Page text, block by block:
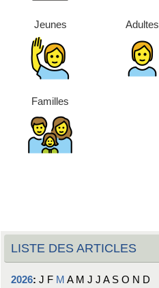
Jeunes Adultes
Familles
LISTE DES ARTICLES
2026: J F M A M J J A S O N D